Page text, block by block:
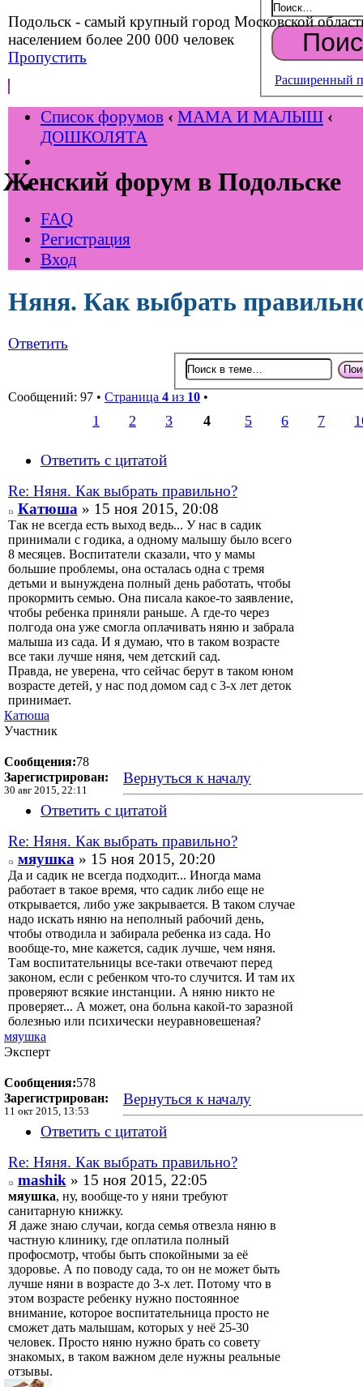
Подольск - самый крупный город Московской
населением более 200 000 человек
Пропустить
Женский форум в Подольске
Расширенный
Список форумов ‹ МАМА И МАЛЫШ ‹
ДОШКОЛЯТА
FAQ
Регистрация
Вход
Няня. Как выбрать
Ответить
Сообщений: 97 • Страница 4 из 10 •
1 2 3 4 5 6 7
Ответить с цитатой
Re: Няня. Как выбрать правильно?
Катюша» 15 ноя 2015, 20:08
Так не всегда есть выход ведь... У нас в садик
принимали с годика, а одному малышу было всего
8 месяцев. Воспитатели сказали, что у мамы
большие проблемы, она осталась одна с тремя
детьми и вынуждена полный день работать, чтобы
прокормить семью. Она писала какое-то заявление,
чтобы ребенка приняли раньше. А где-то через
полгода она уже смогла оплачивать няню и забрала
малыша из сада. И я думаю, что в таком возрасте
все таки лучше няня, чем детский сад.
Правда, не уверена, что сейчас берут в таком юном
возрасте детей, у нас под домом сад с 3-х лет деток
принимает.
Катюша
Участник
Сообщения:78
Зарегистрирован:
30 авг 2015, 22:11
Вернуться к началу
Ответить с цитатой
Re: Няня. Как выбрать правильно?
мяушка» 15 ноя 2015, 20:20
Да и садик не всегда подходит... Иногда мама
работает в такое время, что садик либо еще не
открывается, либо уже закрывается. В таком случае
надо искать няню на неполный рабочий день,
чтобы отводила и забирала ребенка из сада. Но
вообще-то, мне кажется, садик лучше, чем няня.
Там воспитательницы все-таки отвечают перед
законом, если с ребенком что-то случится. И там их
проверяют всякие инстанции. А няню никто не
проверяет... А может, она больна какой-то заразной
болезнью или психически неуравновешеная?
мяушка
Эксперт
Сообщения:578
Зарегистрирован:
11 окт 2015, 13:53
Вернуться к началу
Ответить с цитатой
Re: Няня. Как выбрать правильно?
mashik» 15 ноя 2015, 22:05
мяушка, ну, вообще-то у няни требуют
санитарную книжку.
Я даже знаю случаи, когда семья отвезла няню в
частную клинику, где оплатила полный
профосмотр, чтобы быть спокойными за её
здоровье. А по поводу сада, то он не может быть
лучше няни в возрасте до 3-х лет. Потому что в
этом возрасте ребенку нужно постоянное
внимание, которое воспитательница просто не
сможет дать малышам, которых у неё 25-30
человек. Просто няню нужно брать со совету
знакомых, в таком важном деле нужны реальные
отзывы.